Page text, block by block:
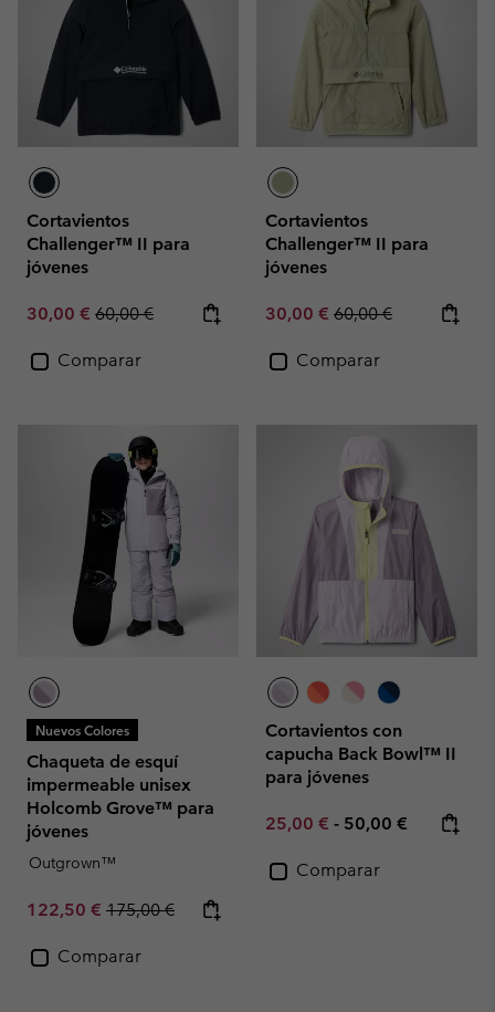
Cortavientos
Challenger™ II para
jóvenes
Sale price:
30,00 € Regular price:
60,00 €
Comparar
Cortavientos
Challenger™ II para
jóvenes
Sale price:
30,00 € Regular price:
60,00 €
Comparar
Nuevos Colores
Chaqueta de esquí
impermeable unisex
Holcomb Grove™ para
jóvenes
Outgrown™
Sale price:
122,50 € Regular price:
175,00 €
Comparar
Cortavientos con
capucha Back Bowl™ II
para jóvenes
Minimum sale price:
25,00 € - Maximum price:
50,00 €
Comparar